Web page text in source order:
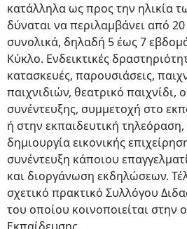
κατάλληλα ως προς την ηλικία
δύναται να περιλαμβάνει από
συνολικά, δηλαδή 5 έως 7
Κύκλο. Ενδεικτικές
κατασκευές, παρουσιάσεις,
παιχνιδιών, θεατρικό
συνέντευξης, συμμετοχή στο
ή στην εκπαιδευτική
δημιουργία εικονικής
συνέντευξη κάποιου
και διοργάνωση εκδηλώσεων.
σχετικό πρακτικό Συλλόγου
του οποίου κοινοποιείται στην